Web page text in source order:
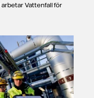
arbetar Vattenfall för